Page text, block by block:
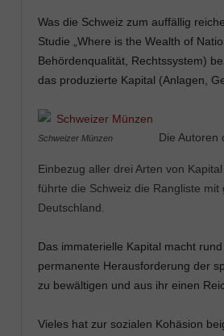
Was die Schweiz zum auffällig
Studie „Where is the Wealth of
Behördenqualität, Rechtssystem)
das produzierte Kapital (Anlagen,
Schweizer Münzen Die Autoren
Einbezug aller drei Arten von
führte die Schweiz die Rangliste
Deutschland.
Das immaterielle Kapital macht
permanente Herausforderung der
zu bewältigen und aus ihr einen
Vieles hat zur sozialen Kohäsion